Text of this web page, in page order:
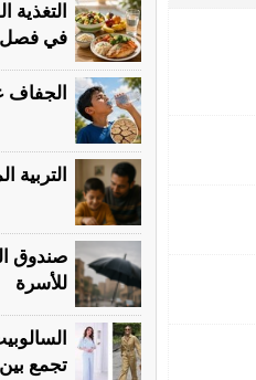
التغذية
في فصل
الجفاف
التربية
صندوق
للأسرة
تجمع